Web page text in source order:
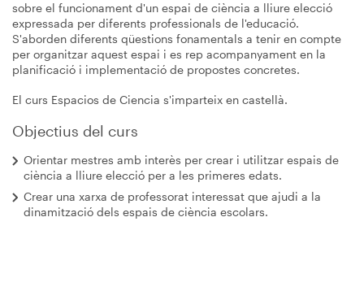
sobre el funcionament d'un espai de ciència a lliure elecció
expressada per diferents professionals de l'educació.
S'aborden diferents qüestions fonamentals a tenir en compte
per organitzar aquest espai i es rep acompanyament en la
planificació i implementació de propostes concretes.
El curs Espacios de Ciencia s'imparteix en castellà.
Objectius del curs
Orientar mestres amb interès per crear i utilitzar espais de
ciència a lliure elecció per a les primeres edats.
Crear una xarxa de professorat interessat que ajudi a la
dinamització dels espais de ciència escolars.